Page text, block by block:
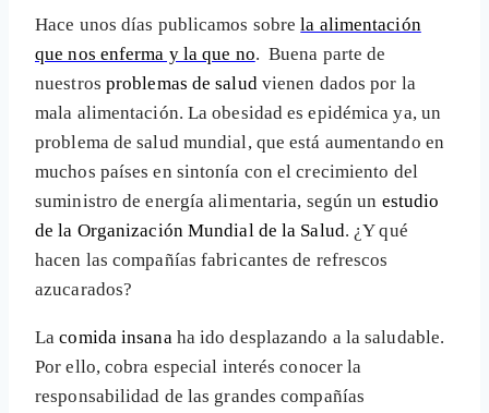
Hace unos días publicamos sobrela alimentación
que nos enferma y la que no. Buena parte de
nuestros problemas de salud vienen dados por la
mala alimentación. La obesidad es epidémica ya, un
problema de salud mundial, que está aumentando en
muchos países en sintonía con el crecimiento del
suministro de energía alimentaria, según un estudio
de la Organización Mundial de la Salud. ¿Y qué
hacen las compañías fabricantes de refrescos
azucarados?
Lacomida insana ha ido desplazando a la saludable.
Por ello, cobra especial interés conocer la
responsabilidad de las grandes compañías